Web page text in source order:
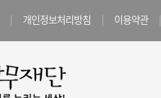
| 개인정보처리방침 | 이용약관 |